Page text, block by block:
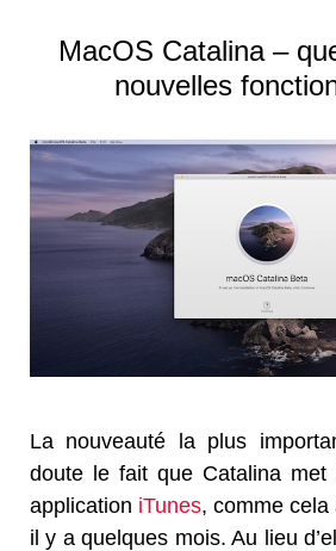
MacOS Catalina –
nouvelles
La nouveauté la plus
doute le fait que Catalina
application iTunes, comme
il y a quelques mois. Au lieu